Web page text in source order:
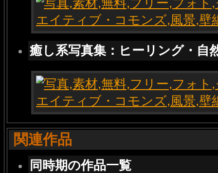
癒し系写真集：ヒーリング・自
関連作品
同時期の作品一覧